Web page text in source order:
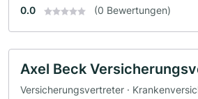
0.0 (0 Bewertungen)
Axel Beck
Versicherungsvertreter ·